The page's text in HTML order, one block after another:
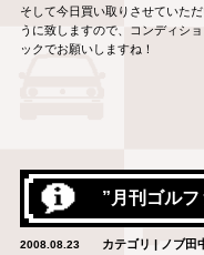
そして今日買い取りさせていた
うに致しますので、コンディシ
ックでお願いしますね！
”月刊ゴルフ
2008.08.23 カテゴリ | ノブ田